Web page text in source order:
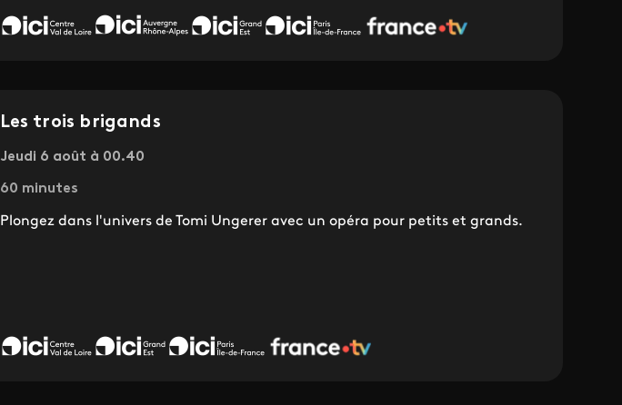
Les trois brigands
Jeudi 6 août à 00.40
60 minutes
Plongez dans l'univers de Tomi Ungerer avec un opéra pour petits et grands.